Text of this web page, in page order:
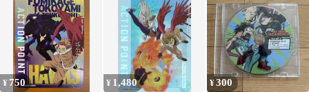
¥ 750 ¥ 1,480 ¥300